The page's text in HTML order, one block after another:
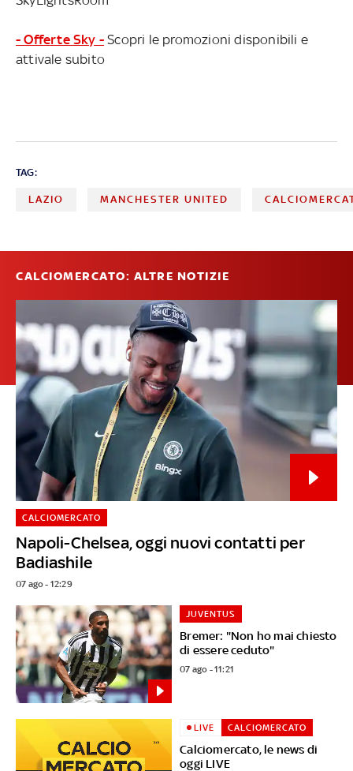
- Offerte Sky - Scopri le promozioni disponibili e
attivale subito
TAG:
LAZIO MANCHESTER UNITED
CALCIOMERCATO: ALTRE NOTIZIE
Napoli-Chelsea, oggi nuovi contatti per
Badiashile
CALCIOMERCATO
07 ago - 12:29
Bremer: "Non ho mai chiesto
di essere ceduto"
JUVENTUS
07 ago - 11:21
Calciomercato, le news di
oggi LIVE
LIVE CALCIOMERCATO